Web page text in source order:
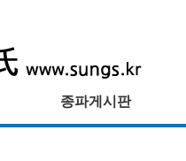
종파게시판